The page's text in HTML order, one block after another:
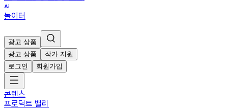
놀이터
광고 상품
광고 상품
작가 지원
로그인
회원가입
콘텐츠
프로덕트 밸리